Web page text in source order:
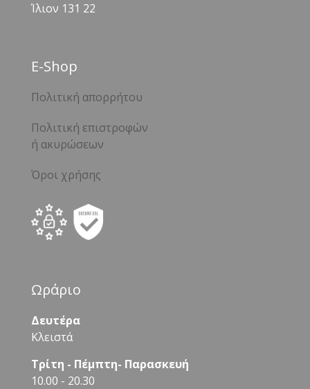
Ίλιον 131 22
Ε-Shop
Πολιτική απορρήτου
Πολιτική επιστροφών
ή ακυρώσεων
Όροι χρήσης
Ωράριο
Δευτέρα
Κλειστά
Τρίτη - Πέμπτη- Παρασκευή
10.00 - 20.30